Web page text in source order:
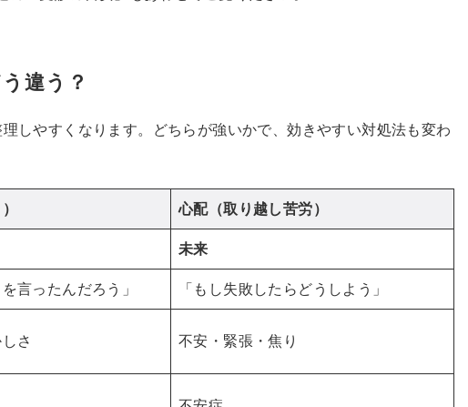
違う？
しやすくなります。どちらが強いかで、効きやすい対処法も変わ
心配（取り越し苦労）
未来
言ったんだろう」
「もし失敗したらどうしよう」
さ 不安・緊張・焦り